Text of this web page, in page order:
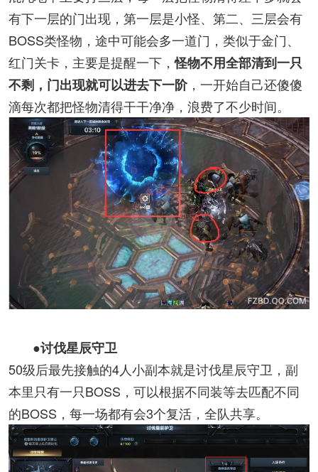
有下一层的门出现，第一层是小怪、第二、三层会有
BOSS类怪物，途中可能会多一道门，类似于金门、
红门关卡，主要是提醒一下，怪物不用全部清到一只
不剩，门出现就可以进去下一阶 ，一开始自己还傻傻
滴每次都把怪物清得干干净净，浪费了不少时间。
●讨伐星辰守卫
50级后最先接触的4人小副本就是讨伐星辰守卫，副
本里只有一只BOSS，可以根据不同装等去匹配不同
的BOSS，每一场都有会3个复活，全队共享。